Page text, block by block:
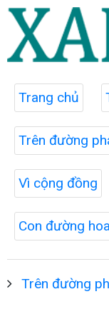
Trang chủ
Trên đường
Vì cộng đồng
Con đường hoa
Trên đường